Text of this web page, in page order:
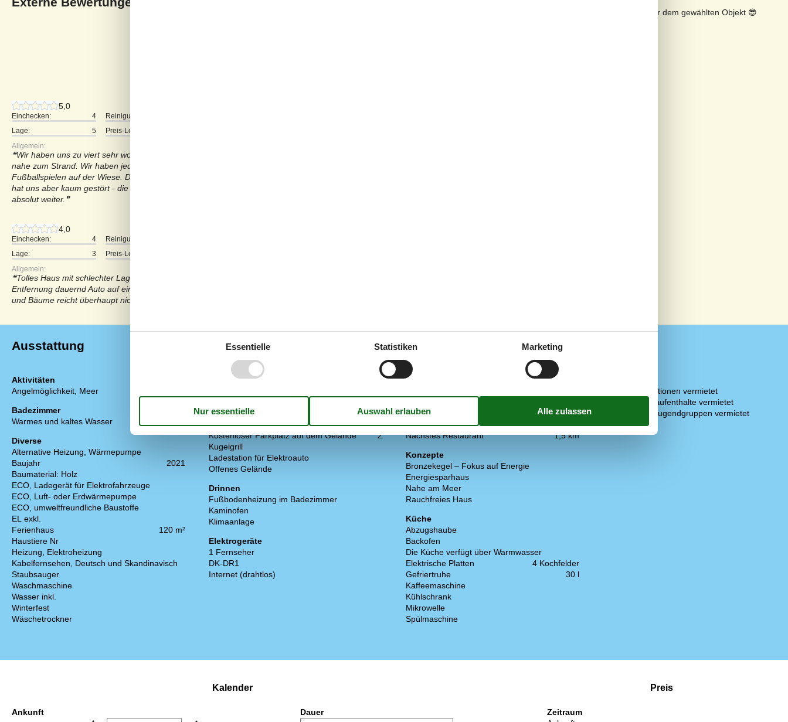
5,0
Einchecken: 4 Reinigung:
Lage:
5 Preis-Leistung:
Allgemein:
Wir haben uns zu viert sehr wohl gefühlt in diesem schönen Haus. Es ist super ausgestattet und
nahe zum Strand. Wir haben jeden Tag draußen gegessen und die Kinder konnten wunderbar
Fußballspielen auf der Wiese. Die nahgelegene Straße wurde in anderen Bewertungen erwähnt,
hat uns aber kaum gestört - die vielen Vorteile haben uns überzeugt. Wir empfehlen das Haus
absolut weiter.
4,0
Einchecken: 4 Reinigung:
Lage:
3 Preis-Leistung:
Allgemein:
Tolles Haus mit schlechter Lage: Wenn man au der Terrasse sitzt, rauschen in ca. 2o Meter
Entfernung dauernd Auto auf einer Hauptstraße vorbei. Lärmschutz durch vorhandene Büsche
und Bäume reicht überhaupt nicht aus.Schade, denn das Haus an sich ist super!
Sonnenstand über dem gewählten Objekt 😎
Ausstattung
Aktivitäten
Angelmöglichkeit, Meer
Badezimmer
Warmes und kaltes Wasser
Diverse
Alternative Heizung, Wärmepumpe
Baujahr
2021
Baumaterial: Holz
ECO, Ladegerät für Elektrofahrzeuge
ECO, Luft- oder Erdwärmepumpe
ECO, umweltfreundliche Baustoffe
EL exkl.
Ferienhaus
120 m²
Haustiere Nr
Heizung, Elektroheizung
Kabelfernsehen, Deutsch und Skandinavisch
Staubsauger
Waschmaschine
Wasser inkl.
Winterfest
Wäschetrockner
Draußen
Gartenmöbel
Grill
Kostenloser Parkplatz auf dem Gelände
2
Kugelgrill
Ladestation für Elektroauto
Offenes Gelände
Drinnen
Fußbodenheizung im Badezimmer
Kaminofen
Klimaanlage
Elektrogeräte
1 Fernseher
DK-DR1
Internet (drahtlos)
In der Nähe
Entfernung Einkauf
1,5 km
Entfernung zu Angelmöglichkeiten
400 m
Nächstes Restaurant
1,5 km
Konzepte
Bronzekegel – Fokus auf Energie
Energiesparhaus
Nahe am Meer
Rauchfreies Haus
Küche
Abzugshaube
Backofen
Die Küche verfügt über Warmwasser
Elektrische Platten
4 Kochfelder
Gefriertruhe
30 l
Kaffeemaschine
Kühlschrank
Mikrowelle
Spülmaschine
Nicht an Institutionen vermietet
Nur für Ferienaufenthalte vermietet
Wird nicht an Jugendgruppen vermietet
Kalender
Ankunft Dauer
Preis
Zeitraum
Essentielle Statistiken Marketing